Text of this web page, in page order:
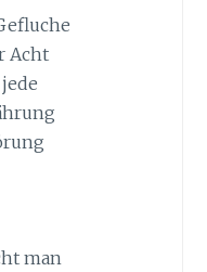
Acht
man